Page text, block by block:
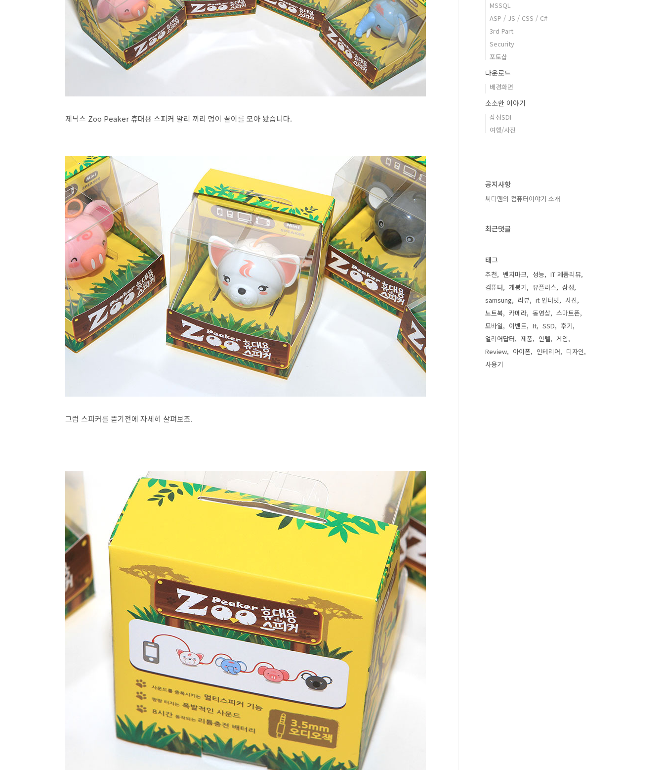
제닉스 Zoo Peaker 휴대용 스피커 알리 끼리 멍이 꿀이를 모아 봤습니다.
그럼 스피커를 뜯기전에 자세히 살펴보죠.
MSSQL
ASP / JS / CSS / C#
3rd Part
Security
포토샵
다운로드
배경화면
소소한 이야기
삼성SDI
여행/사진
공지사항
씨디맨의 컴퓨터이야기 소개
최근댓글
태그
추천 벤치마크 성능
IT 제품리뷰
컴퓨터
개봉기 유플러스
삼성
samsung
리뷰 it 인터넷
사진
노트북
카메라 동영상
스마트폰
모바일
이벤트 It SSD
후기
얼리어답터
제품 인텔
게임
Review
아이폰 인테리어
디자인
사용기